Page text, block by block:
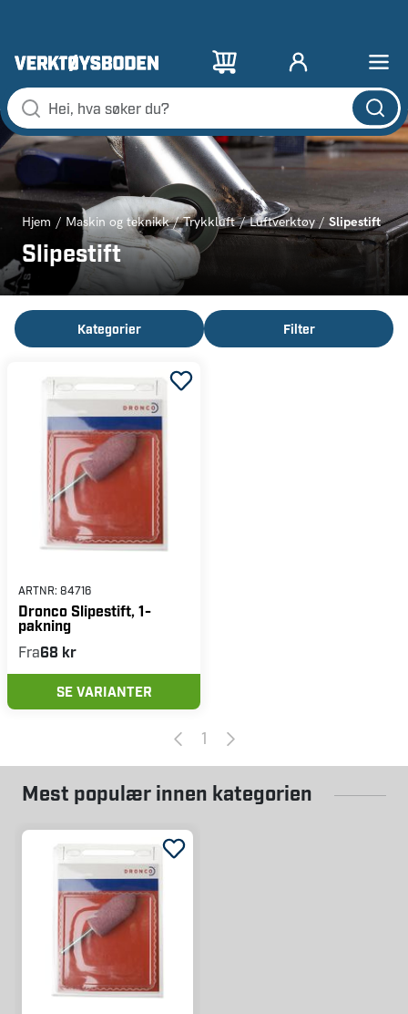
Hjem Maskin og teknikk Trykkluft Luftverktøy Slipestift
Slipestift
Kategorier Filter
ARTNR: 84716
Dronco Slipestift, 1-
pakning
Fra68 kr
SE VARIANTER
1
Mest populær innen kategorien